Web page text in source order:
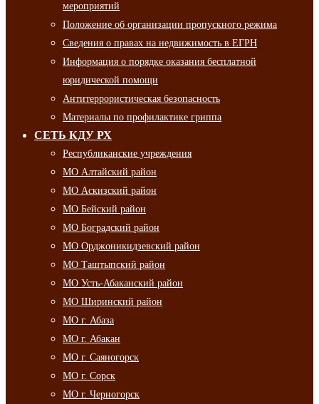
мероприятий
Положение об организации пропускного режима
Сведения о правах на недвижимость в ЕГРН
Информация о порядке оказания бесплатной
юридической помощи
Антитеррористическая безопасность
Материалы по профилактике гриппа
СЕТЬ КДУ РХ
Республиканские учреждения
МО Алтайский район
МО Аскизский район
МО Бейский район
МО Боградский район
МО Орджоникидзевский район
МО Таштыпский район
МО Усть-Абаканский район
МО Ширинский район
МО г. Абаза
МО г. Абакан
МО г. Саяногорск
МО г. Сорск
МО г. Черногорск